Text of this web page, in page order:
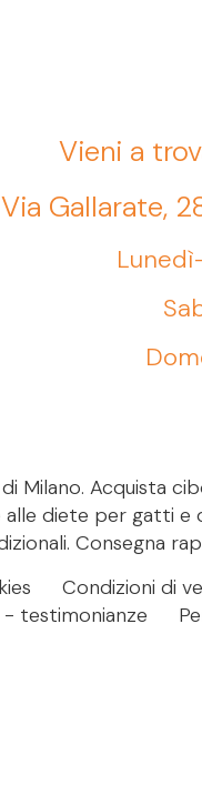
Vieni a
Gallarate,
Milano. Acquista
alle diete per gatti
Consegna
Condizioni di
testimonianze